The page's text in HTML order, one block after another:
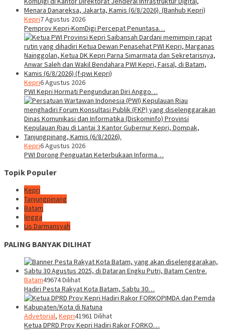
Kepri7 Agustus 2026
Pemprov Kepri-KomDigi Percepat Penuntasa…
Kepri6 Agustus 2026
PWI Kepri Hormati Pengunduran Diri Anggo…
Kepri6 Agustus 2026
PWI Dorong Penguatan Keterbukaan Informa…
Topik Populer
Kepri
Tanjungpinang
Batam
lingga
Lis Darmansyah
PALING BANYAK DILIHAT
Batam49674 Dilihat
Hadiri Pesta Rakyat Kota Batam, Sabtu 30…
Advetorial, Kepri41961 Dilihat
Ketua DPRD Prov Kepri Hadiri Rakor FORKO…